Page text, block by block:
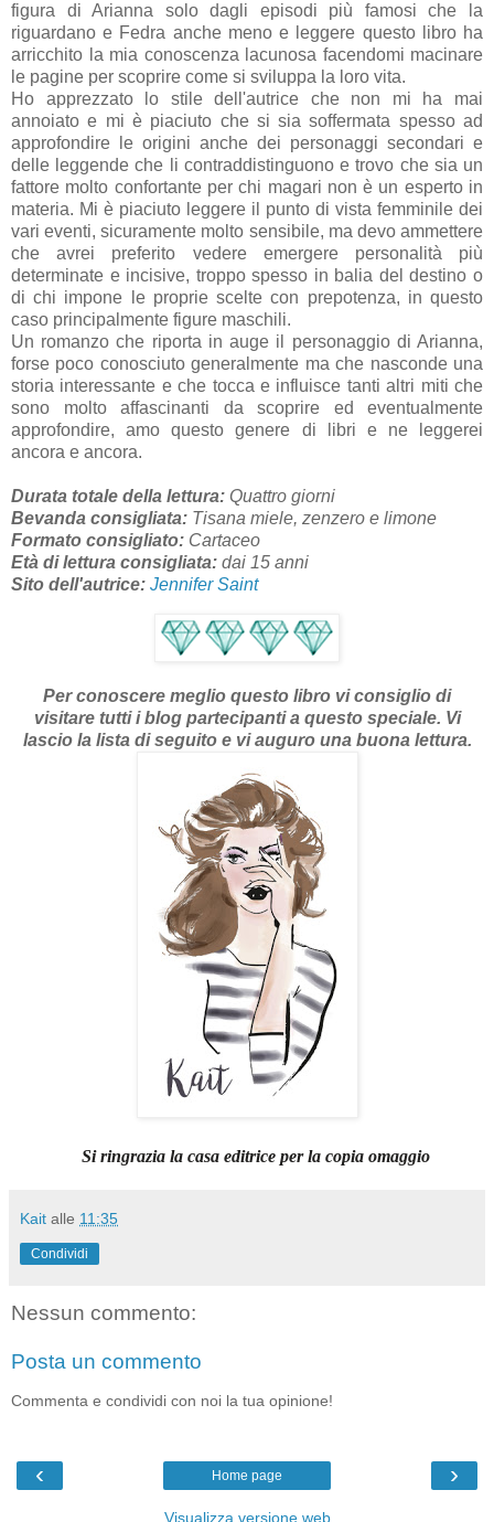
figura di Arianna solo dagli episodi più famosi che la
riguardano e Fedra anche meno e leggere questo libro ha
arricchito la mia conoscenza lacunosa facendomi macinare
le pagine per scoprire come si sviluppa la loro vita.
Ho apprezzato lo stile dell'autrice che non mi ha mai
annoiato e mi è piaciuto che si sia soffermata spesso ad
approfondire le origini anche dei personaggi secondari e
delle leggende che li contraddistinguono e trovo che sia un
fattore molto confortante per chi magari non è un esperto in
materia. Mi è piaciuto leggere il punto di vista femminile dei
vari eventi, sicuramente molto sensibile, ma devo ammettere
che avrei preferito vedere emergere personalità più
determinate e incisive, troppo spesso in balia del destino o
di chi impone le proprie scelte con prepotenza, in questo
caso principalmente figure maschili.
Un romanzo che riporta in auge il personaggio di Arianna,
forse poco conosciuto generalmente ma che nasconde una
storia interessante e che tocca e influisce tanti altri miti che
sono molto affascinanti da scoprire ed eventualmente
approfondire, amo questo genere di libri e ne leggerei
ancora e ancora.
Durata totale della lettura: Quattro giorni
Bevanda consigliata: Tisana miele, zenzero e limone
Formato consigliato: Cartaceo
Età di lettura consigliata: dai 15 anni
Sito dell'autrice: Jennifer Saint
Per conoscere meglio questo libro vi consiglio di
visitare tutti i blog partecipanti a questo speciale. Vi
lascio la lista di seguito e vi auguro una buona lettura.
Si ringrazia la casa editrice per la copia omaggio
Kait alle 11:35
Condividi
Nessun commento:
Posta un commento
Commenta e condividi con noi la tua opinione!
‹ ›
Home page
Visualizza versione web